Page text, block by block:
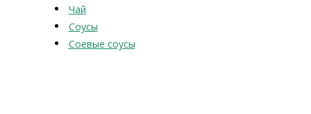
Чай
Соусы
Соевые соусы